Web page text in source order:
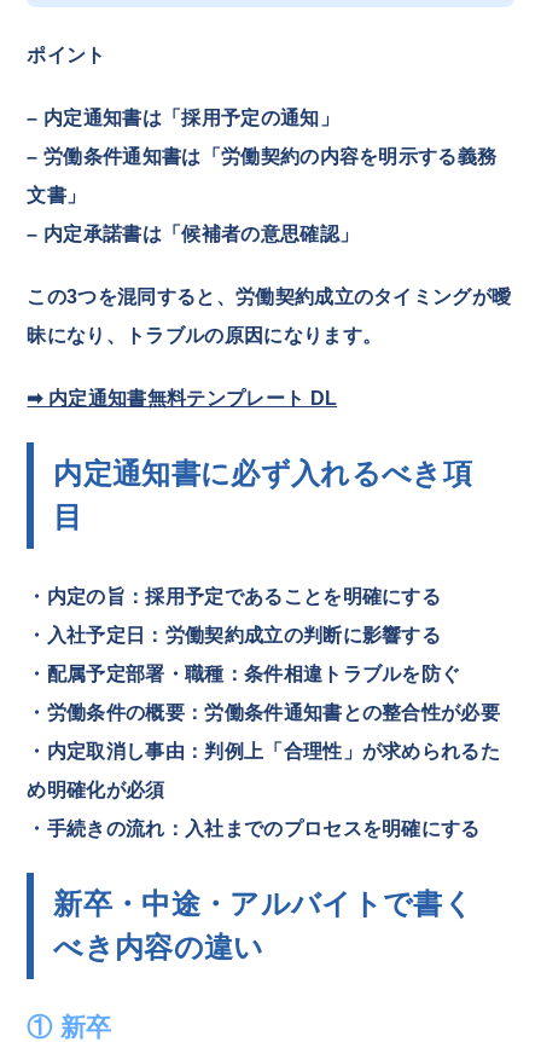
ポイント
– 内定通知書は「採用予定の通知」
– 労働条件通知書は「労働契約の内容を明示する義務
文書」
– 内定承諾書は「候補者の意思確認」
この3つを混同すると、労働契約成立のタイミングが曖
昧になり、トラブルの原因になります。
➡ 内定通知書無料テンプレート DL
内定通知書に必ず入れるべき項
目
・内定の旨 ：採用予定であることを明確にする
・入社予定日
：労働契約成立の判断に影響する
・配属予定部署・職種 ：条件相違トラブルを防ぐ
・労働条件の概要：労働条件通知書との整合性が必要
・内定取消し事由 ：判例上「合理性」が求められるた
め明確化が必須
・手続きの流れ ：入社までのプロセスを明確にする
新卒・中途・アルバイトで書く
べき内容の違い
① 新卒